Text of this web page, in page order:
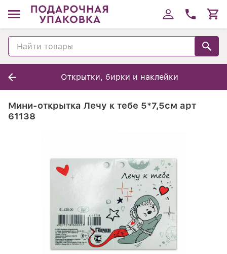
Открытки, бирки и наклейки
Мини-открытка Лечу к тебе 5*7,5см арт
61138